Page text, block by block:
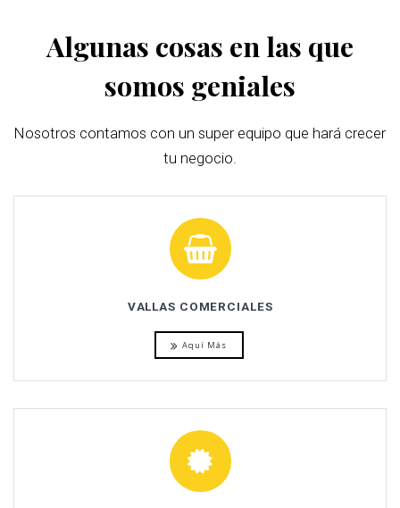
Algunas cosas en las que
somos geniales
Nosotros contamos con un super equipo que hará crecer
tu negocio.
VALLAS COMERCIALES
Aquí Más